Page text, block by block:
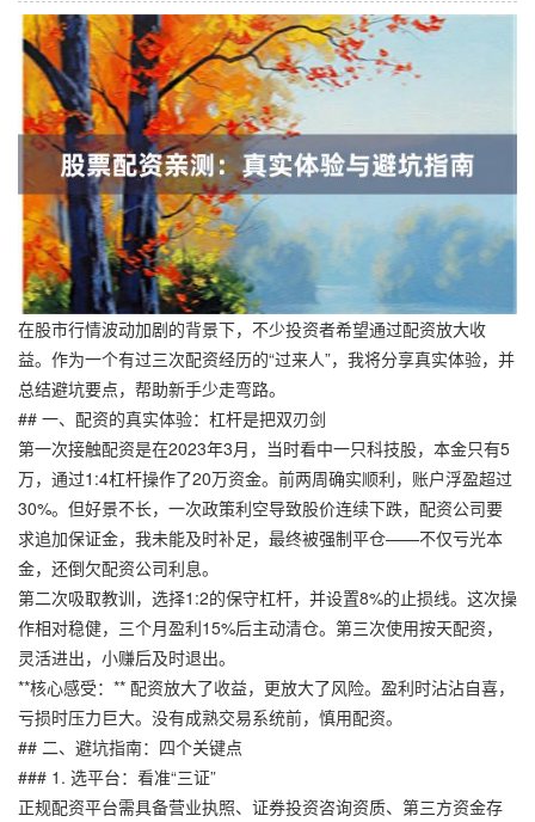
在股市行情波动加剧的背景下，不少投资者希望通过配资放大收
益。作为一个有过三次配资经历的“过来人”，我将分享真实体验，并
总结避坑要点，帮助新手少走弯路。
## 一、配资的真实体验：杠杆是把双刃剑
第一次接触配资是在2023年3月，当时看中一只科技股，本金只有5
万，通过1:4杠杆操作了20万资金。前两周确实顺利，账户浮盈超过
30%。但好景不长，一次政策利空导致股价连续下跌，配资公司要
求追加保证金，我未能及时补足，最终被强制平仓——不仅亏光本
金，还倒欠配资公司利息。
第二次吸取教训，选择1:2的保守杠杆，并设置8%的止损线。这次操
作相对稳健，三个月盈利15%后主动清仓。第三次使用按天配资，
灵活进出，小赚后及时退出。
**核心感受：** 配资放大了收益，更放大了风险。盈利时沾沾自喜，
亏损时压力巨大。没有成熟交易系统前，慎用配资。
## 二、避坑指南：四个关键点
### 1. 选平台：看准“三证”
正规配资平台需具备营业执照、证券投资咨询资质、第三方资金存